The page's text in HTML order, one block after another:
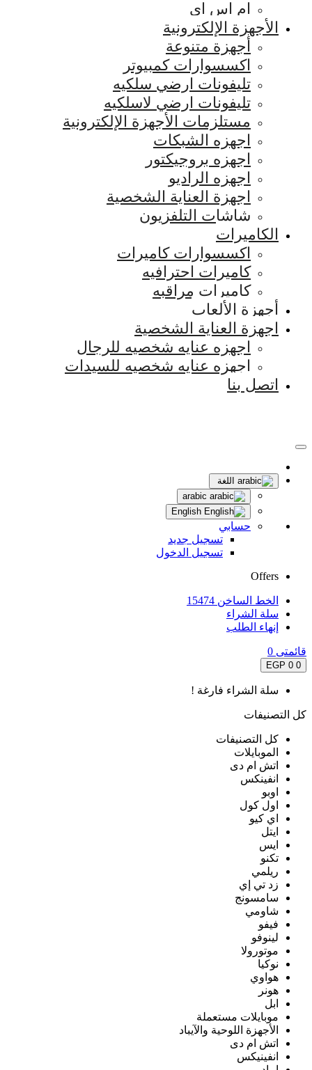
ام اس اي
الأجهزة الإلكترونية
أجهزة متنوعة
اكسسوارات كمبيوتر
تليفونات ارضي سلكيه
تليفونات ارضي لاسلكيه
مستلزمات الأجهزة الإلكترونية
اجهزه الشبكات
اجهزه بروجيكتور
اجهزه الراديو
اجهزة العناية الشخصية
شاشات التلفزيون
الكاميرات
اكسسوارات كاميرات
كاميرات احترافيه
كاميرات مراقبه
أجهزة الألعاب
اجهزة العناية الشخصية
اجهزه عنايه شخصيه للرجال
اجهزه عنايه شخصيه للسيدات
اتصل بنا
اللغة
حسابي
تسجيل جديد
تسجيل الدخول
Offers
الخط الساخن 15474
سلة الشراء
إنهاء الطلب
قائمتى 0
0
0 EGP
سلة الشراء فارغة !
كل التصنيفات
كل التصنيفات
الموبايلات
اتش ام دى
انفينكس
اوبو
اول كول
اي كيو
ايتل
ايس
تكنو
ريلمي
زد تي إي
سامسونج
شاومي
فيفو
لينوفو
موتورولا
نوكيا
هواوي
هونر
ابل
موبايلات مستعملة
الأجهزة اللوحية والآيباد
اتش ام دى
انفينيكس